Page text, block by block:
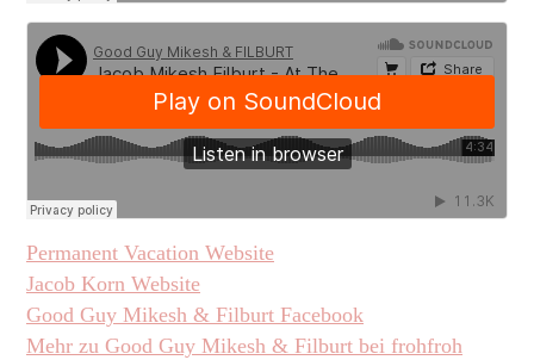
Permanent Vacation Website
Jacob Korn Website
Good Guy Mikesh & Filburt Facebook
Mehr zu Good Guy Mikesh & Filburt bei frohfroh